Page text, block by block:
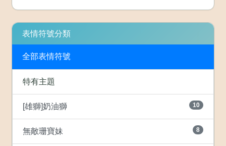
表情符號分類
全部表情符號
特有主題
[雄獅]奶油獅 10
無敵珊寶妹 8